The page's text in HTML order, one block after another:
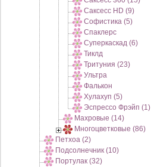
Саксесс HD (9)
Софистика (5)
Спаклерс
Суперкаскад (6)
Тиклд
Тритуния (23)
Ультра
Фалькон
Хулахуп (5)
Эспрессо Фрэйп (1)
Махровые (14)
Многоцветковые (86)
Петхоа (2)
Подсолнечник (10)
Портулак (32)